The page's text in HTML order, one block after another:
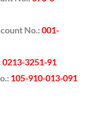
No.:001-
0213-3251-91
105-910-013-091